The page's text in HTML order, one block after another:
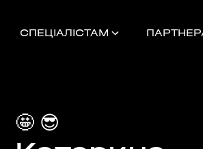
СПЕЦІАЛІСТАМ
🤩 😎